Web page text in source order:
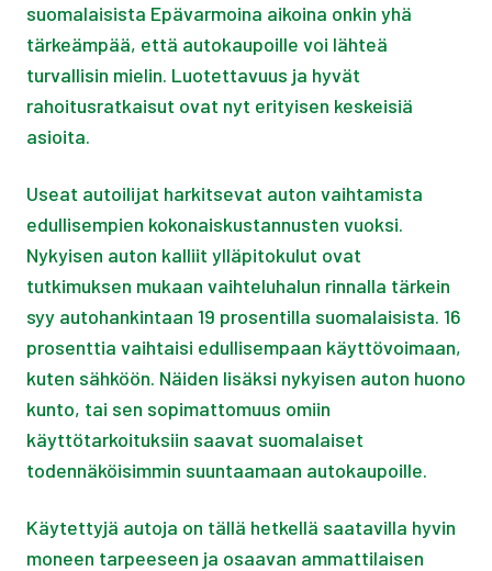
suomalaisista Epävarmoina aikoina onkin yhä
tärkeämpää, että autokaupoille voi lähteä
turvallisin mielin. Luotettavuus ja hyvät
rahoitusratkaisut ovat nyt erityisen keskeisiä
asioita.
Useat autoilijat harkitsevat auton vaihtamista
edullisempien kokonaiskustannusten vuoksi.
Nykyisen auton kalliit ylläpitokulut ovat
tutkimuksen mukaan vaihteluhalun rinnalla tärkein
syy autohankintaan 19 prosentilla suomalaisista. 16
prosenttia vaihtaisi edullisempaan käyttövoimaan,
kuten sähköön. Näiden lisäksi nykyisen auton huono
kunto, tai sen sopimattomuus omiin
käyttötarkoituksiin saavat suomalaiset
todennäköisimmin suuntaamaan autokaupoille.
Käytettyjä autoja on tällä hetkellä saatavilla hyvin
moneen tarpeeseen ja osaavan ammattilaisen